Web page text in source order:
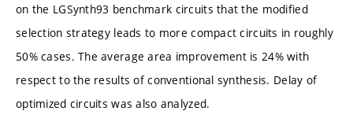
on the LGSynth93 benchmark circuits that the modified
selection strategy leads to more compact circuits in roughly
50% cases. The average area improvement is 24% with
respect to the results of conventional synthesis. Delay of
optimized circuits was also analyzed.